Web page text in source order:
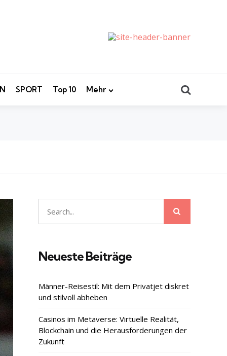
SPORT Top 10 Mehr
Search
for:
Neueste Beiträge
Männer-Reisestil: Mit dem Privatjet diskret
und stilvoll abheben
Casinos im Metaverse: Virtuelle Realität,
Blockchain und die Herausforderungen der
Zukunft